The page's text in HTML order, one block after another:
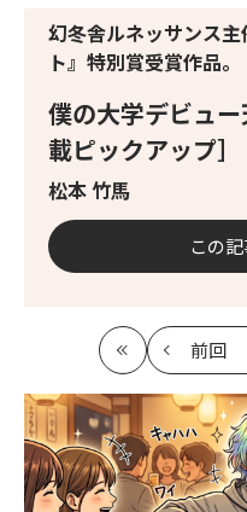
僕の大学デビュ
載ピックアップ］
松本 竹馬
幻冬舎ルネッサンス
ト』特別賞受賞作品。
この
最
初
前回
記
事
へ